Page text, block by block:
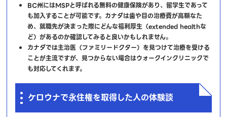
BC州にはMSPと呼ばれる無料の健康保険があり、留学生であって
も加入することが可能です。カナダは歯や目の治療費が高額なた
め、就職先が決まった際にどんな福利厚生（extended healthな
ど）があるのか確認してみると良いかもしれません。
カナダでは主治医（ファミリードクター）を見つけて治療を受ける
ことが主流ですが、見つからない場合はウォークインクリニックで
も対応してくれます。
ケロウナで永住権を取得した人の体験談